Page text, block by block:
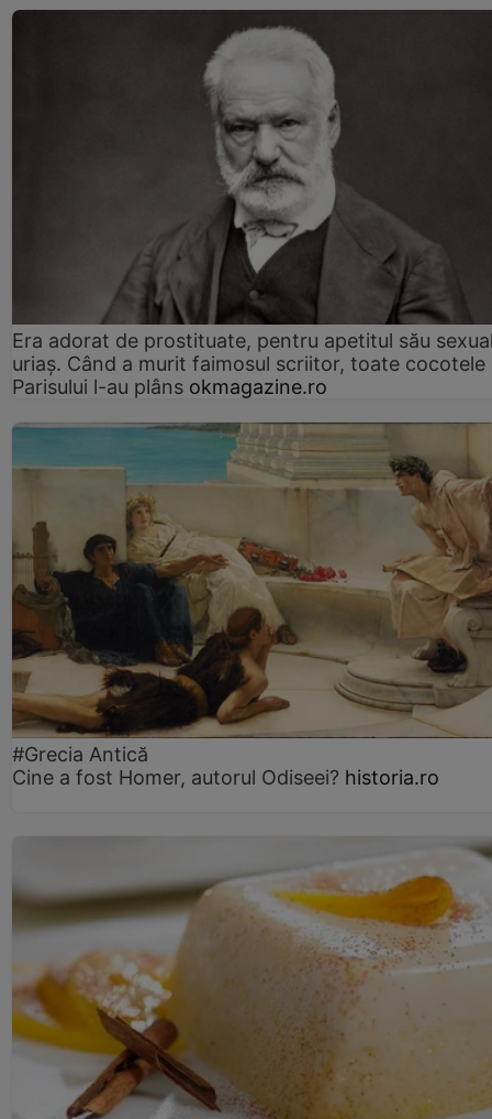
Era adorat de prostituate, pentru apetitul său
uriaș. Când a murit faimosul scriitor, toate cocotele
Parisului l-au plâns okmagazine.ro
#Grecia Antică
Cine a fost Homer, autorul Odiseei? historia.ro